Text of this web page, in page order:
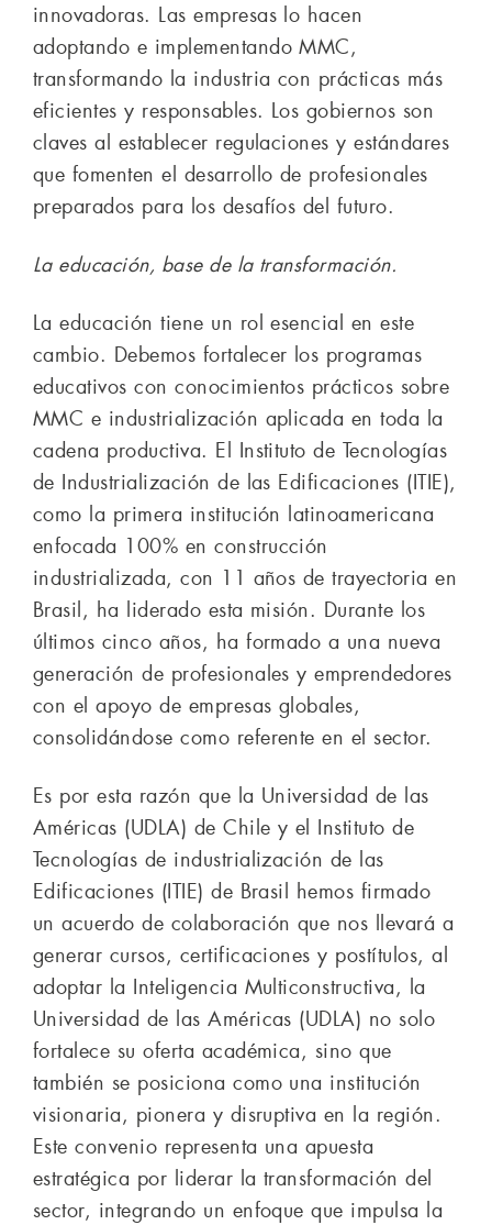
innovadoras. Las empresas lo hacen
adoptando e implementando MMC,
transformando la industria con prácticas más
eficientes y responsables. Los gobiernos son
claves al establecer regulaciones y estándares
que fomenten el desarrollo de profesionales
preparados para los desafíos del futuro.
La educación, base de la transformación.
La educación tiene un rol esencial en este
cambio. Debemos fortalecer los programas
educativos con conocimientos prácticos sobre
MMC e industrialización aplicada en toda la
cadena productiva. El Instituto de Tecnologías
de Industrialización de las Edificaciones (ITIE),
como la primera institución latinoamericana
enfocada 100% en construcción
industrializada, con 11 años de trayectoria en
Brasil, ha liderado esta misión. Durante los
últimos cinco años, ha formado a una nueva
generación de profesionales y emprendedores
con el apoyo de empresas globales,
consolidándose como referente en el sector.
Es por esta razón que la Universidad de las
Américas (UDLA) de Chile y el Instituto de
Tecnologías de industrialización de las
Edificaciones (ITIE) de Brasil hemos firmado
un acuerdo de colaboración que nos llevará a
generar cursos, certificaciones y postítulos, al
adoptar la Inteligencia Multiconstructiva, la
Universidad de las Américas (UDLA) no solo
fortalece su oferta académica, sino que
también se posiciona como una institución
visionaria, pionera y disruptiva en la región.
Este convenio representa una apuesta
estratégica por liderar la transformación del
sector, integrando un enfoque que impulsa la